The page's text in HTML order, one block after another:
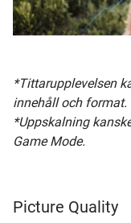
*Tittarupplevelsen
innehåll och format.
*Uppskalning
Game Mode.
Picture Quality